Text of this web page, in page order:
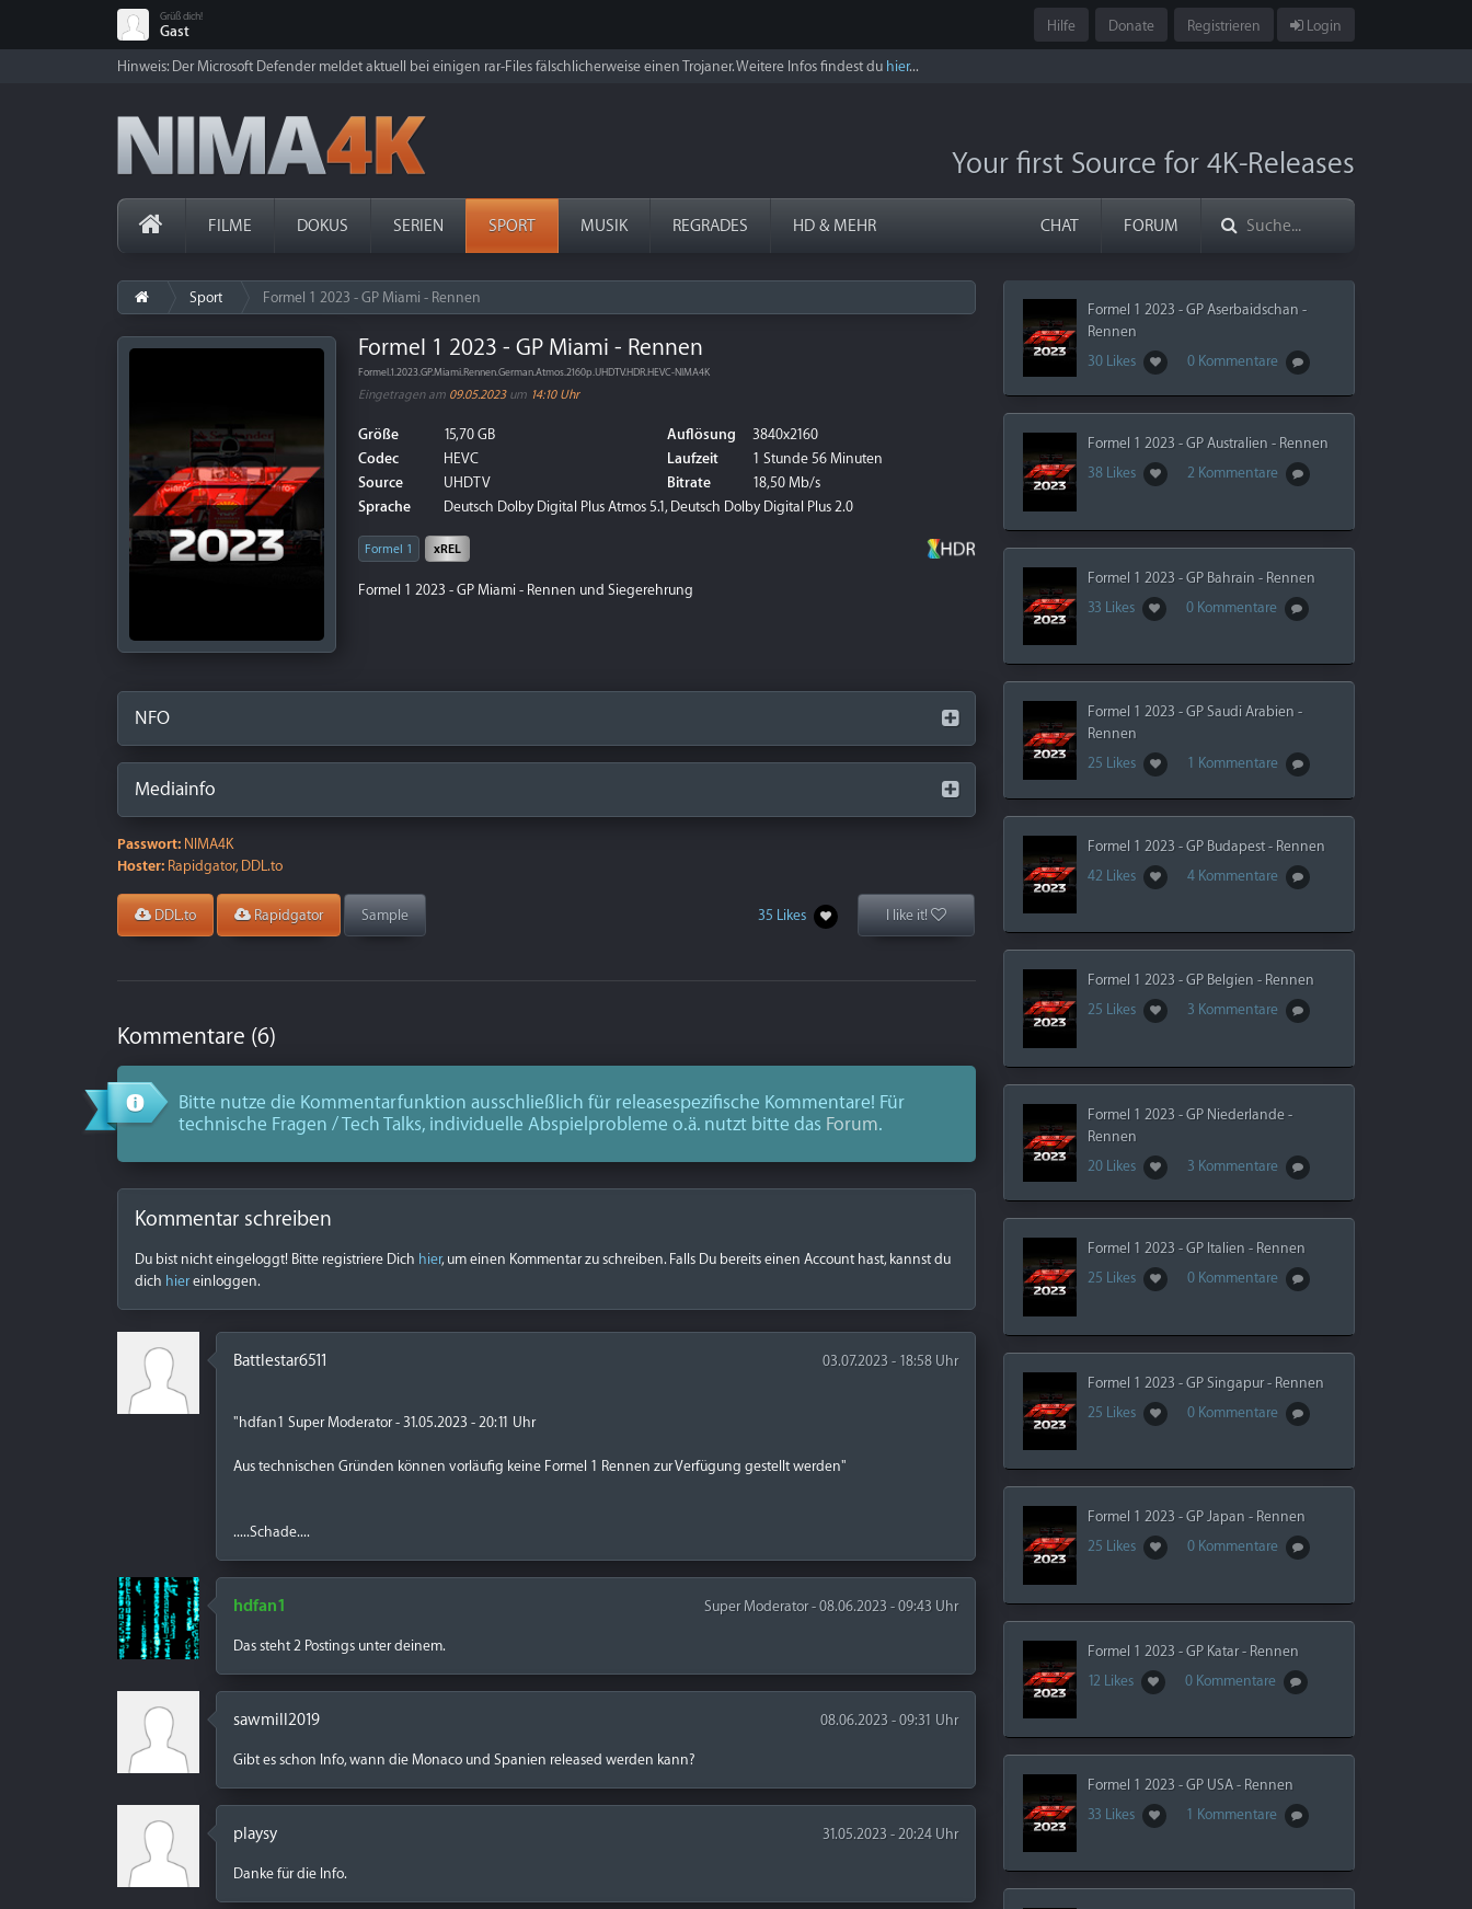
Grüß dich!
Gast Hilfe Donate Registrieren Login
Hinweis: Der Microsoft Defender meldet aktuell bei einigen rar-Files fälschlicherweise einen Trojaner. Weitere Infos findest du hier...
Your first Source for 4K-Releases
FILME DOKUS SERIEN SPORT MUSIK REGRADES HD & MEHR CHAT FORUM
Sport Formel 1 2023 - GP Miami - Rennen
Formel 1 2023 - GP Miami - Rennen
Formel.1.2023.GP.Miami.Rennen.German.Atmos.2160p.UHDTV.HDR.HEVC-NIMA4K
Eingetragen am 09.05.2023um 14:10 Uhr
Größe
15,70 GB
Codec
HEVC
Source
UHDTV
Sprache
Deutsch Dolby Digital Plus Atmos 5.1, Deutsch Dolby Digital Plus 2.0
Auflösung
3840x2160
Laufzeit
1 Stunde 56 Minuten
Bitrate
18,50 Mb/s
Formel 1 xREL
Formel 1 2023 - GP Miami - Rennen und Siegerehrung
NFO
Mediainfo
Passwort: NIMA4K
Hoster: Rapidgator, DDL.to
DDL.to Rapidgator Sample 35 Likes I like it!
Kommentare (6)
Bitte nutze die Kommentarfunktion ausschließlich für releasespezifische Kommentare! Für
technische Fragen / Tech Talks, individuelle Abspielprobleme o.ä. nutzt bitte das Forum.
Kommentar schreiben
Du bist nicht eingeloggt! Bitte registriere Dich hier, um einen Kommentar zu schreiben. Falls Du bereits einen Account hast, kannst du
dich hiereinloggen.
Battlestar6511 03.07.2023 - 18:58 Uhr
"hdfan1 Super Moderator - 31.05.2023 - 20:11 Uhr
Aus technischen Gründen können vorläufig keine Formel 1 Rennen zur Verfügung gestellt werden"
.....Schade....
hdfan1 Super Moderator - 08.06.2023 - 09:43 Uhr
Das steht 2 Postings unter deinem.
sawmill2019 08.06.2023 - 09:31 Uhr
Gibt es schon Info, wann die Monaco und Spanien released werden kann?
playsy 31.05.2023 - 20:24 Uhr
Danke für die Info.
Formel 1 2023 - GP Aserbaidschan -
Rennen
30 Likes
0 Kommentare
Formel 1 2023 - GP Australien - Rennen
38 Likes
2 Kommentare
Formel 1 2023 - GP Bahrain - Rennen
33 Likes
0 Kommentare
Formel 1 2023 - GP Saudi Arabien -
Rennen
25 Likes
1 Kommentare
Formel 1 2023 - GP Budapest - Rennen
42 Likes
4 Kommentare
Formel 1 2023 - GP Belgien - Rennen
25 Likes
3 Kommentare
Formel 1 2023 - GP Niederlande -
Rennen
20 Likes
3 Kommentare
Formel 1 2023 - GP Italien - Rennen
25 Likes
0 Kommentare
Formel 1 2023 - GP Singapur - Rennen
25 Likes
0 Kommentare
Formel 1 2023 - GP Japan - Rennen
25 Likes
0 Kommentare
Formel 1 2023 - GP Katar - Rennen
12 Likes
0 Kommentare
Formel 1 2023 - GP USA - Rennen
33 Likes
1 Kommentare